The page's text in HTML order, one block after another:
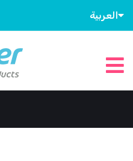
العربية